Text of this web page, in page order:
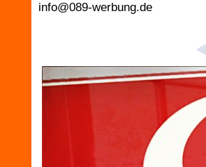
info@089-werbung.de